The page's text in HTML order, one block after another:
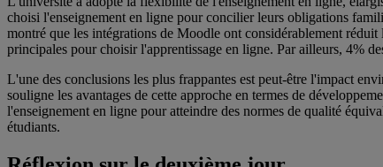
choisi l'enseignement en ligne pour concilier leurs obligations
montré que les intégrations de Moodle ont considérablement
principales pour choisir l'apprentissage en ligne. Par ailleurs, 4%
L'une des conclusions les plus frappantes est peut-être l'impact
souligne les avantages de cette approche en termes de
l'enseignement en ligne pour atteindre des normes de qualité
étudiants.